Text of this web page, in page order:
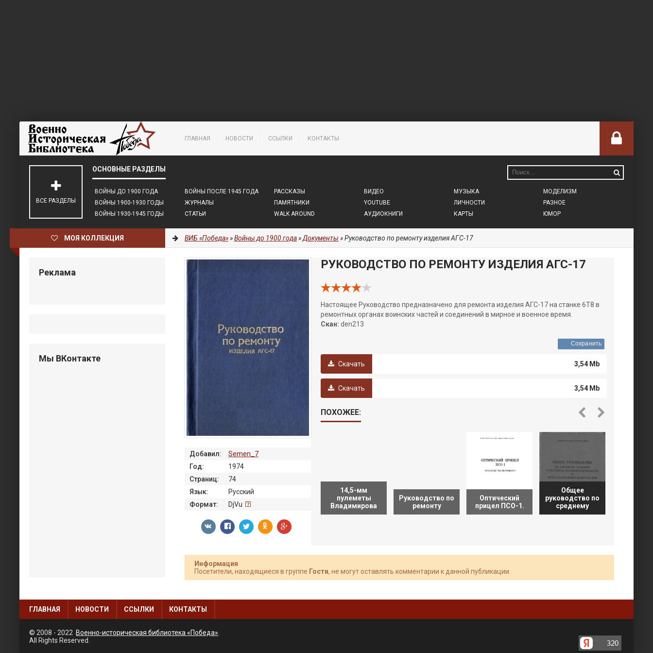
ГЛАВНАЯ НОВОСТИ ССЫЛКИ КОНТАКТЫ
ВОЙНЫ ДО 1900 ГОДА
ВОЙНЫ 1900-1930 ГОДЫ
ВОЙНЫ 1930-1945 ГОДЫ
ВОЙНЫ ПОСЛЕ 1945 ГОДА
ЖУРНАЛЫ
СТАТЬИ
РАССКАЗЫ
ПАМЯТНИКИ
WALK AROUND
ВИДЕО
YOUTUBE
АУДИОКНИГИ
МУЗЫКА
ЛИЧНОСТИ
КАРТЫ
МОДЕЛИЗМ
РАЗНОЕ
ЮМОР
ВСЕ РАЗДЕЛЫ
МОЯ КОЛЛЕКЦИЯ ВИБ «Победа»»Войны до 1900 года»Документы » Руководство по ремонту изделия АГС-17
РУКОВОДСТВО ПО РЕМОНТУ ИЗДЕЛИЯ АГС-17
Настоящее Руководство предназначено для ремонта изделия АГС-17 на станке 6Т8 в
ремонтных органах воинских частей и соединений в мирное и военное время.
Скан: den213
Сохранить
Скачать 3,54 Mb
Скачать 3,54 Mb
Добавил:
Semen_7
Год:
1974
Страниц:
74
Язык:
Русский
Формат:
DjVu
ПОХОЖЕЕ:
14,5-мм
пулеметы
Владимирова
Руководство по
ремонту
Оптический
прицел ПСО-1.
Общее
руководство по
среднему
Информация
Посетители, находящиеся в группе Гости, не могут оставлять комментарии к данной публикации.
Реклама
Мы ВКонтакте
ГЛАВНАЯ НОВОСТИ ССЫЛКИ КОНТАКТЫ
© 2008 - 2022 Военно-историческая библиотека «Победа»
All Rights Reserved.